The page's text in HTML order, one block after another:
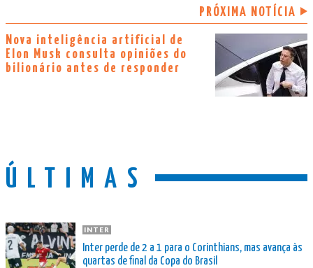
PRÓXIMA NOTÍCIA
Nova inteligência artificial de
Elon Musk consulta opiniões do
bilionário antes de responder
ÚLTIMAS
INTER
Inter perde de 2 a 1 para o Corinthians, mas avança às
quartas de final da Copa do Brasil